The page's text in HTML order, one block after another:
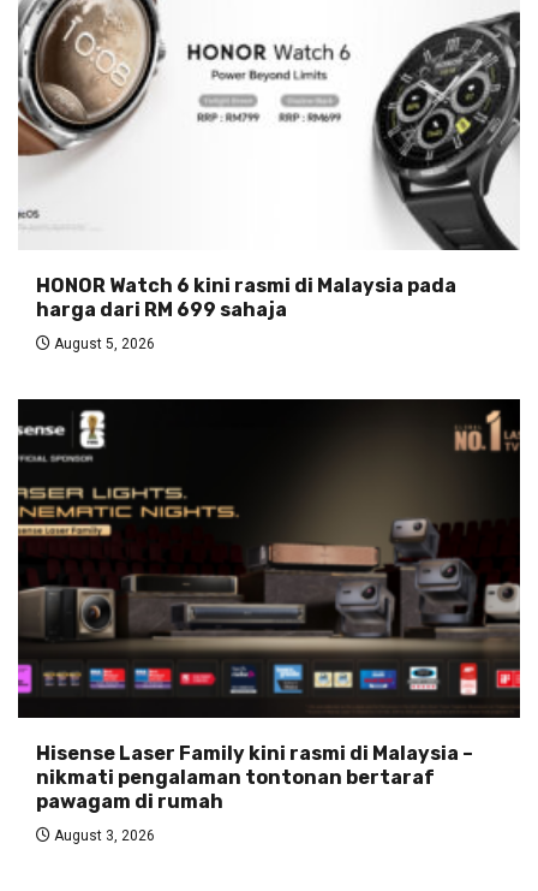
HONOR Watch 6 kini rasmi di Malaysia pada
harga dari RM 699 sahaja
August 5, 2026
Hisense Laser Family kini rasmi di Malaysia –
nikmati pengalaman tontonan bertaraf
pawagam di rumah
August 3, 2026